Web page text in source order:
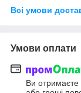
Всі умови
Умови оплати
Ви